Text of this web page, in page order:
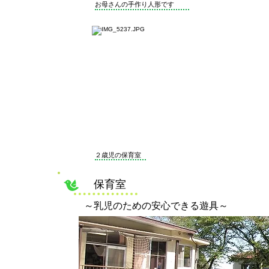
お母さんの手作り人形です
２歳児の保育室
保育室
～乳児のための安心できる遊具～